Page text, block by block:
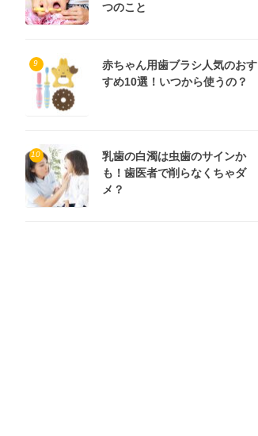
つのこと
9
赤ちゃん用歯ブラシ人気のおす
すめ10選！いつから使うの？
10
乳歯の白濁は虫歯のサインか
も！歯医者で削らなくちゃダ
メ？